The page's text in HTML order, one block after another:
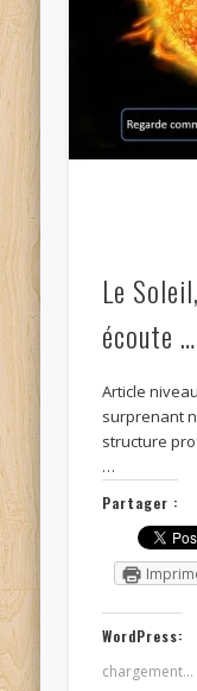
Le
écoute …
Article
surprenant
structure
…
Partager :
WordPress:
chargement…